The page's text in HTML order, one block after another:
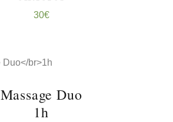
30€
Massage Duo
1h